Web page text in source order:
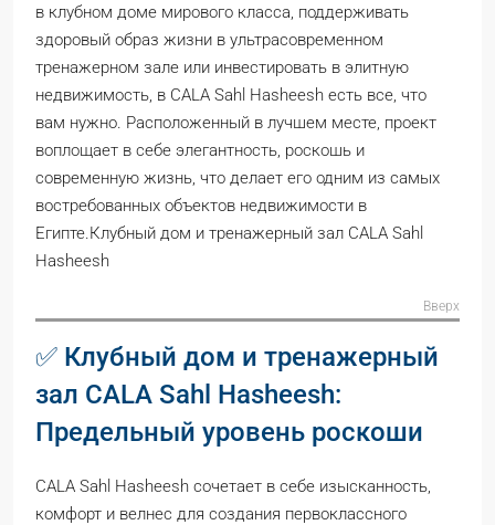
в клубном доме мирового класса, поддерживать
здоровый образ жизни в ультрасовременном
тренажерном зале или инвестировать в элитную
недвижимость, в CALA Sahl Hasheesh есть все, что
вам нужно. Расположенный в лучшем месте, проект
воплощает в себе элегантность, роскошь и
современную жизнь, что делает его одним из самых
востребованных объектов недвижимости в
Египте.Клубный дом и тренажерный зал CALA Sahl
Hasheesh
Вверх
✅ Клубный дом и тренажерный
зал CALA Sahl Hasheesh:
Предельный уровень роскоши
CALA Sahl Hasheesh сочетает в себе изысканность,
комфорт и велнес для создания первоклассного